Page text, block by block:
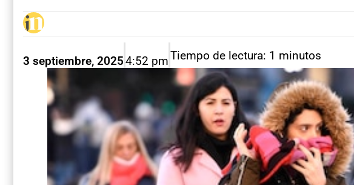
3 septiembre, 20254:52 pmTiempo de lectura: 1 minutos